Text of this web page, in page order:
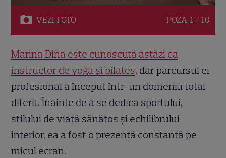
VEZI FOTO POZA 1 / 10
Marina Dina este cunoscută astăzi ca
instructor de yoga și pilates, dar parcursul ei
profesional a început într-un domeniu total
diferit. Înainte de a se dedica sportului,
stilului de viață sănătos și echilibrului
interior, ea a fost o prezență constantă pe
micul ecran.